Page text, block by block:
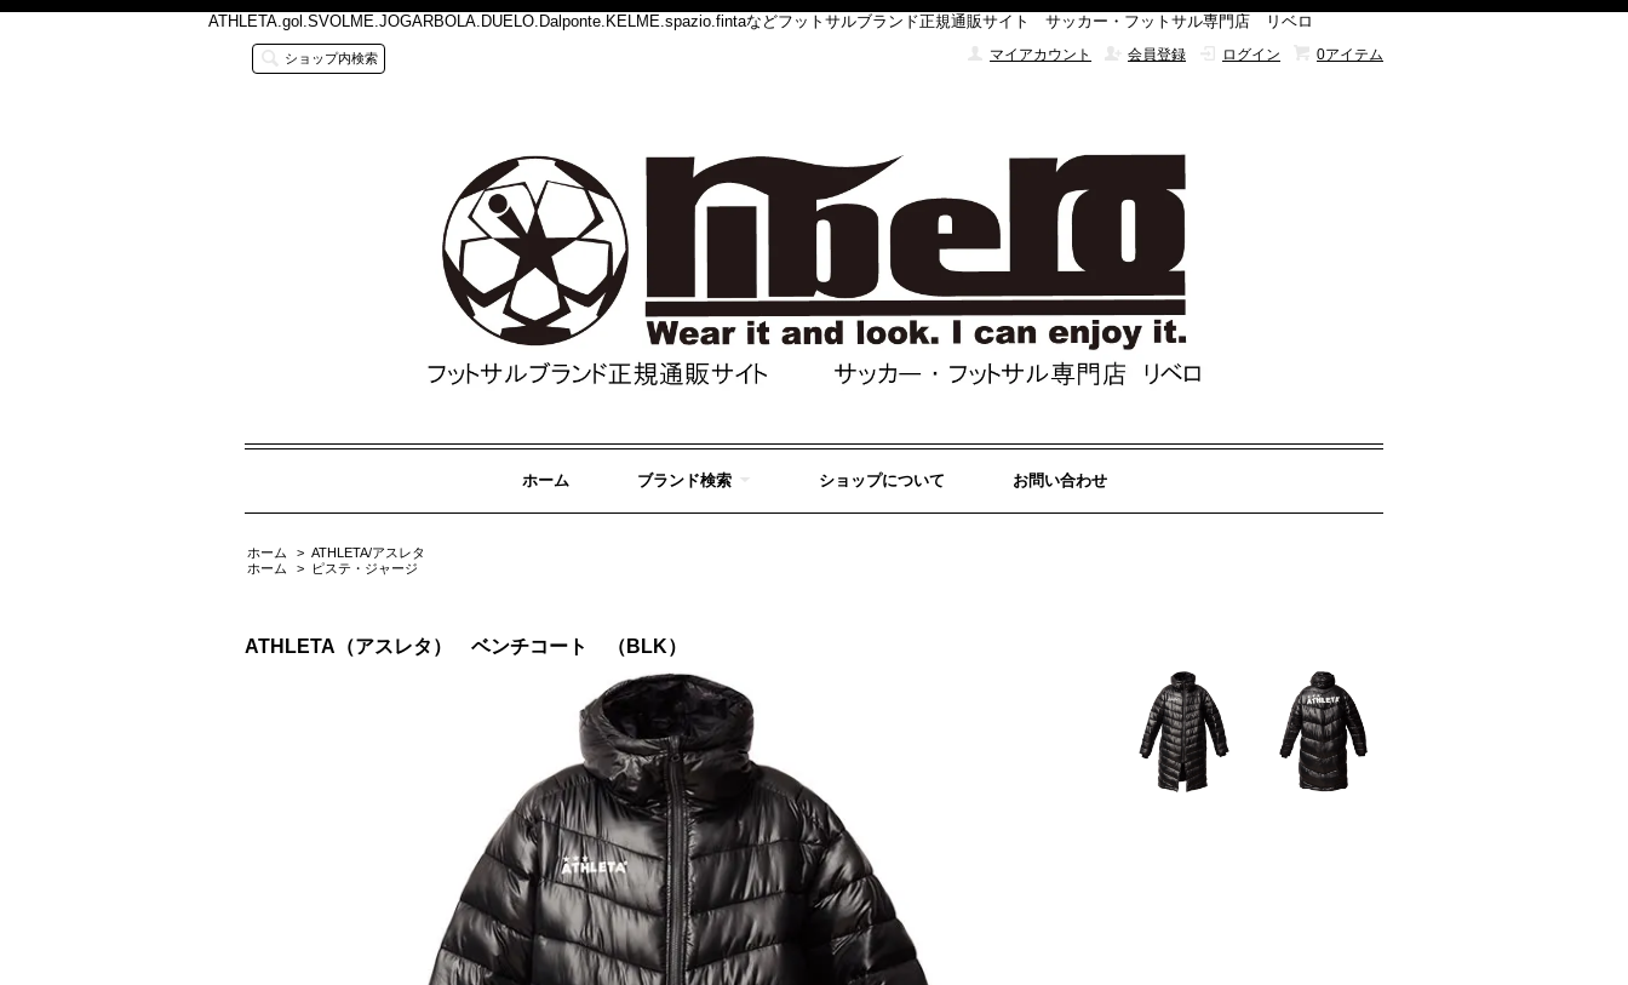
ATHLETA.gol.SVOLME.JOGARBOLA.DUELO.Dalponte.KELME.spazio.fintaなどフットサルブランド正規通販サイト サッカー・フットサル専門店 リベロ
0アイテム
ログイン
会員登録
マイアカウント
ショップ内検索
ホーム ブランド検索 ショップについて お問い合わせ
ホーム > ATHLETA/アスレタ
ホーム
> ピステ・ジャージ
ATHLETA（アスレタ） ベンチコート （BLK）